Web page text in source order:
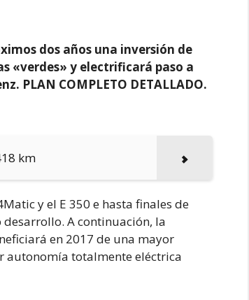
dos años una inversión de
«verdes» y electrificará paso a
PLAN COMPLETO DETALLADO.
km
y el E 350 e hasta finales de
A continuación, la
en 2017 de una mayor
autonomía totalmente eléctrica